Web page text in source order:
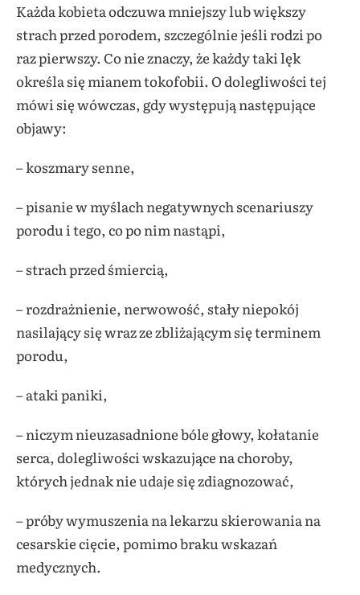
Każda kobieta odczuwa mniejszy lub większy
strach przed porodem, szczególnie jeśli rodzi po
raz pierwszy. Co nie znaczy, że każdy taki lęk
określa się mianem tokofobii. O dolegliwości tej
mówi się wówczas, gdy występują następujące
objawy:
– koszmary senne,
– pisanie w myślach negatywnych scenariuszy
porodu i tego, co po nim nastąpi,
– strach przed śmiercią,
– rozdrażnienie, nerwowość, stały niepokój
nasilający się wraz ze zbliżającym się terminem
porodu,
– ataki paniki,
– niczym nieuzasadnione bóle głowy, kołatanie
serca, dolegliwości wskazujące na choroby,
których jednak nie udaje się zdiagnozować,
– próby wymuszenia na lekarzu skierowania na
cesarskie cięcie, pomimo braku wskazań
medycznych.